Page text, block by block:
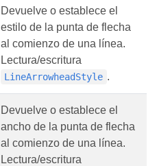
Devuelve o establece el
estilo de la punta de flecha
al comienzo de una línea.
Lectura/escritura
LineArrowheadStyle .
Devuelve o establece el
ancho de la punta de flecha
al comienzo de una línea.
Lectura/escritura